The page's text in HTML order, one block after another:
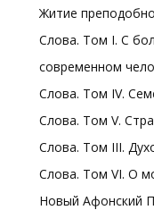
Житие
Слова. Том I. С
современном
Слова. Том IV.
Слова. Том V.
Слова. Том III.
Слова. Том VI. О
Новый Афонский